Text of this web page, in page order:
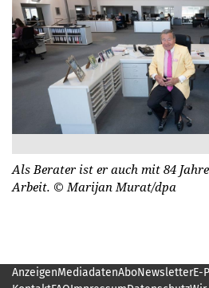
Als Berater ist er auch mit 84
Arbeit. © Marijan Murat/dpa
AnzeigenMediadatenAboNewsletterE-